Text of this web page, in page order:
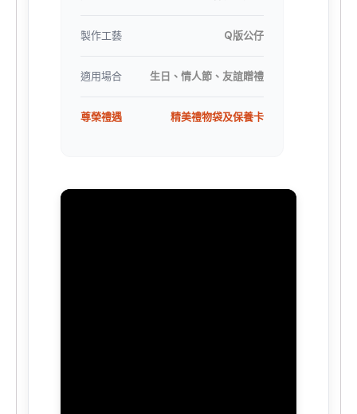
製作工藝 Q版公仔
適用場合 生日、情人節、友誼贈禮
尊榮禮遇 精美禮物袋及保養卡